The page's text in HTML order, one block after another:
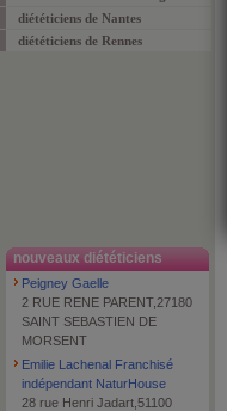
diététiciens de Nantes
diététiciens de Rennes
nouveaux diététiciens
Peigney Gaelle
2 RUE RENE PARENT,27180
SAINT SEBASTIEN DE
MORSENT
Emilie Lachenal Franchisé
indépendant NaturHouse
28 rue Henri Jadart,51100